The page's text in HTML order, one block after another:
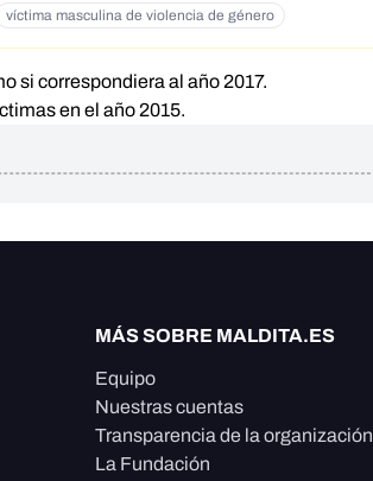
víctima masculina de violencia de género
si correspondiera al año 2017.
en el año 2015.
MÁS SOBRE MALDITA.ES
Equipo
Nuestras cuentas
Transparencia de la organización
La Fundación